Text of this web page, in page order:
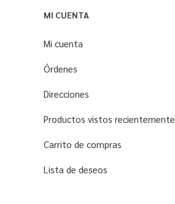
MI CUENTA
Mi cuenta
Órdenes
Direcciones
Productos vistos recientemente
Carrito de compras
Lista de deseos